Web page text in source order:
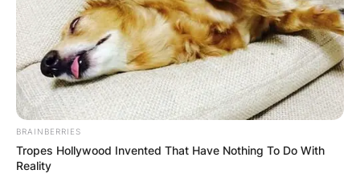
доаѓаат.
Ви благодариме за вашата добрина, вашата
дарежливост и вашата непоколеблива
посветеност на зачувувањето на нашето
културно наследство!
Повеќе детали може да се пронајдат на –
BRAINBERRIES
Tropes Hollywood Invented That Have Nothing To Do With
Reality